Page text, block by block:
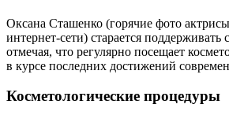
Оксана Сташенко (горячие фото
интернет-сети) старается
отмечая, что регулярно посещает
в курсе последних достижений
Косметологические процедуры